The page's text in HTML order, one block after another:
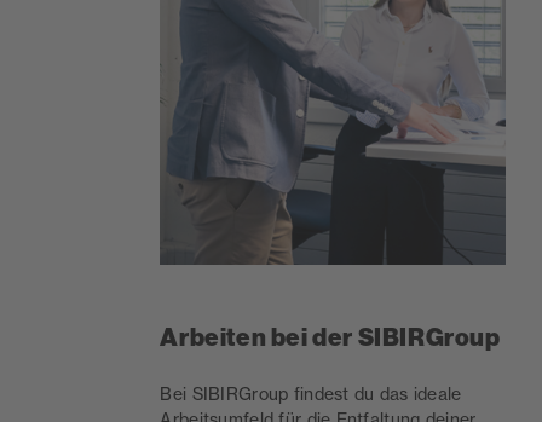
Arbeiten bei der SIBIRGroup
Bei SIBIRGroup findest du das ideale